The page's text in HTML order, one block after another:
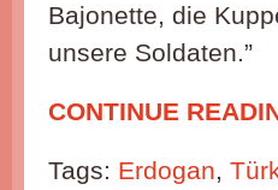
Bajonette, die
unsere Soldaten.”
CONTINUE
Tags: Erdogan,